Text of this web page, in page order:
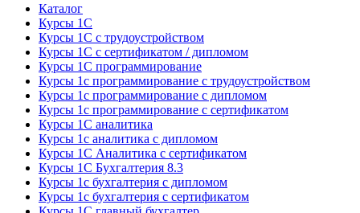
Каталог
Курсы 1С
Курсы 1С с трудоустройством
Курсы 1С с сертификатом / дипломом
Курсы 1С программирование
Курсы 1с программирование с трудоустройством
Курсы 1с программирование с дипломом
Курсы 1с программирование с сертификатом
Курсы 1С аналитика
Курсы 1с аналитика с дипломом
Курсы 1С Аналитика с сертификатом
Курсы 1С Бухгалтерия 8.3
Курсы 1с бухгалтерия с дипломом
Курсы 1с бухгалтерия с сертификатом